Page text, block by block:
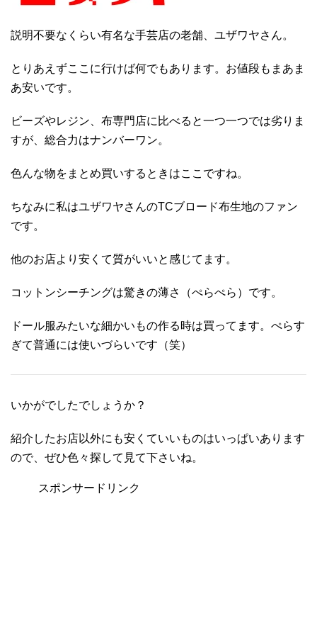
説明不要なくらい有名な手芸店の老舗、ユザワヤさん。
とりあえずここに行けば何でもあります。お値段もまあま
あ安いです。
ビーズやレジン、布専門店に比べると一つ一つでは劣りま
すが、総合力はナンバーワン。
色んな物をまとめ買いするときはここですね。
ちなみに私はユザワヤさんのTCブロード布生地のファン
です。
他のお店より安くて質がいいと感じてます。
コットンシーチングは驚きの薄さ（ぺらぺら）です。
ドール服みたいな細かいもの作る時は買ってます。ぺらす
ぎて普通には使いづらいです（笑）
いかがでしたでしょうか？
紹介したお店以外にも安くていいものはいっぱいあります
ので、ぜひ色々探して見て下さいね。
スポンサードリンク